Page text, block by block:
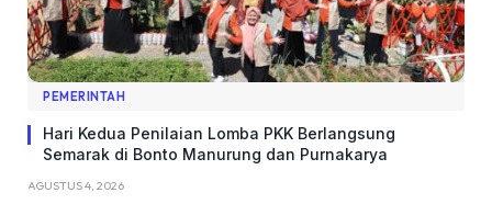
PEMERINTAH
Hari Kedua Penilaian Lomba PKK Berlangsung
Semarak di Bonto Manurung dan Purnakarya
AGUSTUS 4, 2026